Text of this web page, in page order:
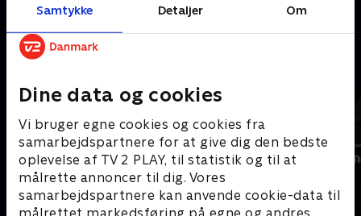
Samtykke Detaljer Om
Dine data og cookies
Vi bruger egne cookies og cookies fra
samarbejdspartnere for at give dig den bedste
oplevelse af TV 2 PLAY, til statistik og til at
målrette annoncer til dig. Vores
samarbejdspartnere kan anvende cookie-data til
Kræver tilkøb